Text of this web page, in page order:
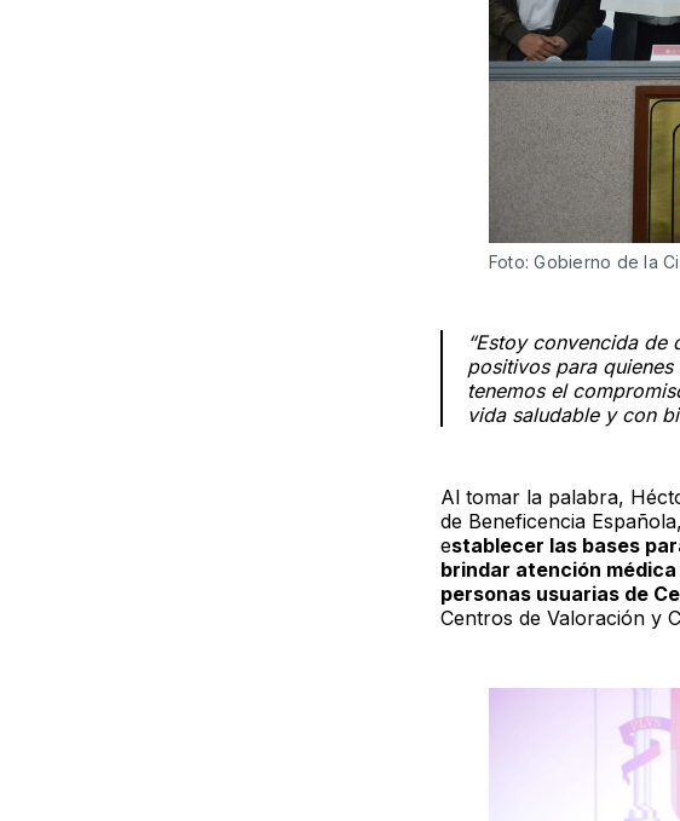
Foto: Gobierno de la
“Estoy convencida
positivos para
tenemos el
vida saludable y con
Al tomar la palabra,
de Beneficencia
establecer las bases
brindar atención
personas usuarias de
Centros de Valoración y